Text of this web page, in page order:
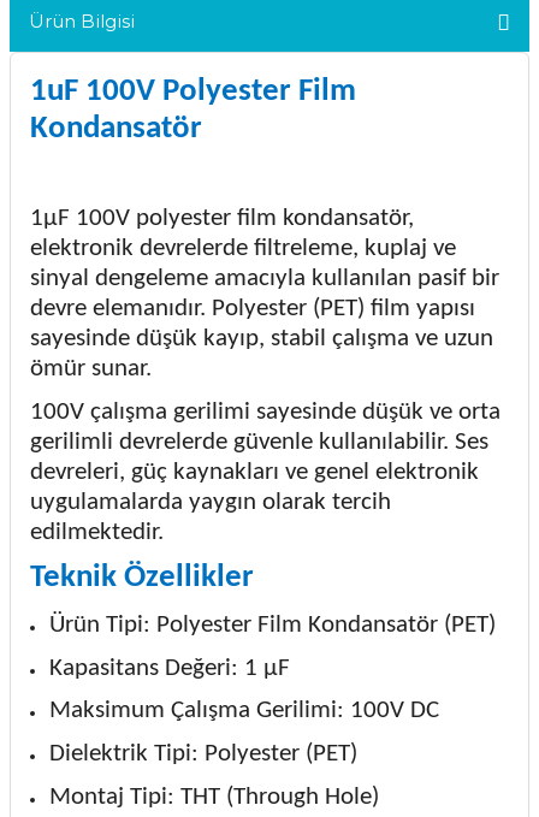
Ürün Bilgisi
1uF 100V Polyester Film
Kondansatör
1µF 100V polyester film kondansatör,
elektronik devrelerde filtreleme, kuplaj ve
sinyal dengeleme amacıyla kullanılan pasif bir
devre elemanıdır. Polyester (PET) film yapısı
sayesinde düşük kayıp, stabil çalışma ve uzun
ömür sunar.
100V çalışma gerilimi sayesinde düşük ve orta
gerilimli devrelerde güvenle kullanılabilir. Ses
devreleri, güç kaynakları ve genel elektronik
uygulamalarda yaygın olarak tercih
edilmektedir.
Teknik Özellikler
Ürün Tipi: Polyester Film Kondansatör (PET)
Kapasitans Değeri: 1 µF
Maksimum Çalışma Gerilimi: 100V DC
Dielektrik Tipi: Polyester (PET)
Montaj Tipi: THT (Through Hole)